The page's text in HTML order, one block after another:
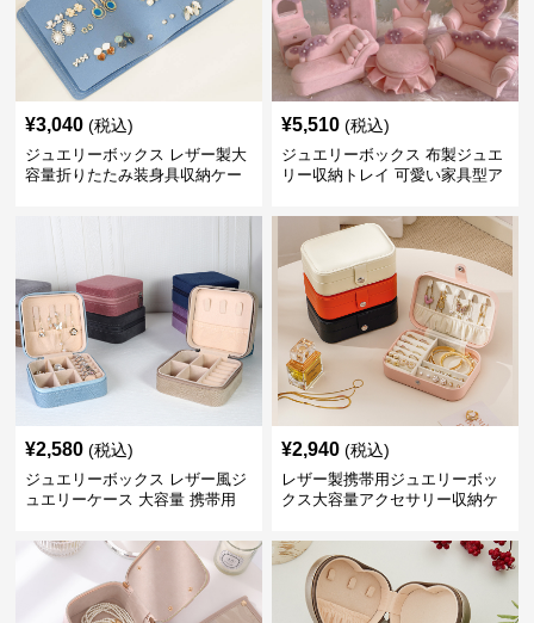
¥3,040 (税込)
ジュエリーボックス レザー製大
容量折りたたみ装身具収納ケー
¥5,510 (税込)
ジュエリーボックス 布製ジュエ
リー収納トレイ 可愛い家具型ア
¥2,580 (税込)
ジュエリーボックス レザー風ジ
ュエリーケース 大容量 携帯用
¥2,940 (税込)
レザー製携帯用ジュエリーボッ
クス大容量アクセサリー収納ケ